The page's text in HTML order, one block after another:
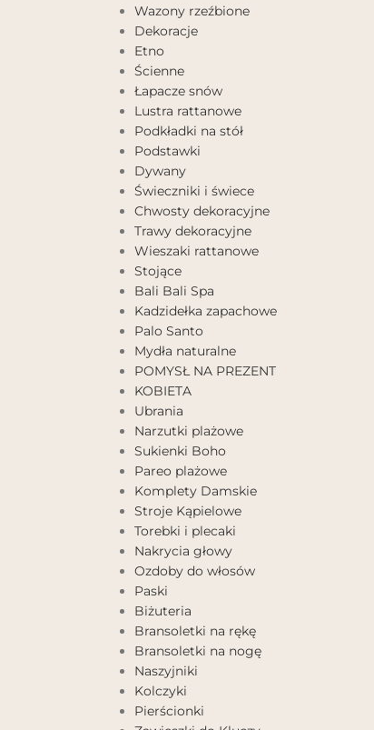
Wazony rzeźbione
Dekoracje
Etno
Ścienne
Łapacze snów
Lustra rattanowe
Podkładki na stół
Podstawki
Dywany
Świeczniki i świece
Chwosty dekoracyjne
Trawy dekoracyjne
Wieszaki rattanowe
Stojące
Bali Bali Spa
Kadzidełka zapachowe
Palo Santo
Mydła naturalne
POMYSŁ NA PREZENT
KOBIETA
Ubrania
Narzutki plażowe
Sukienki Boho
Pareo plażowe
Komplety Damskie
Stroje Kąpielowe
Torebki i plecaki
Nakrycia głowy
Ozdoby do włosów
Paski
Biżuteria
Bransoletki na rękę
Bransoletki na nogę
Naszyjniki
Kolczyki
Pierścionki